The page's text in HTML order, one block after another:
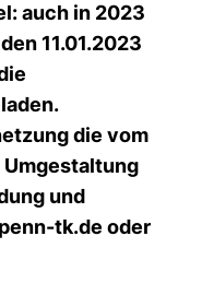
auch in 2023
11.01.2023
die vom
Umgestaltung
und
tk.de oder